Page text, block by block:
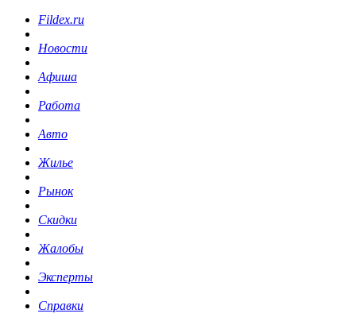
Fildex.ru
Новости
Афиша
Работа
Авто
Жилье
Рынок
Скидки
Жалобы
Эксперты
Справки